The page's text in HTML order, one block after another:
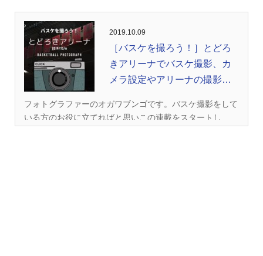
2019.10.09
［バスケを撮ろう！］とどろ
きアリーナでバスケ撮影、カ
メラ設定やアリーナの撮影環
フォトグラファーのオガワブンゴです。バスケ撮影をして
いる方のお役に立てればと思いこの連載をスタートし...